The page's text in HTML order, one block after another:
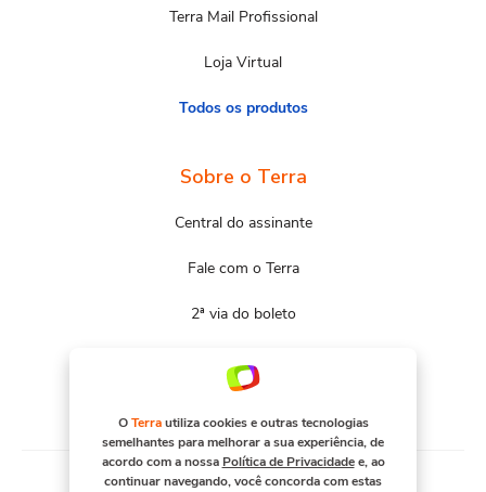
Terra Mail Profissional
Loja Virtual
Todos os produtos
Sobre o Terra
Central do assinante
Fale com o Terra
2ª via do boleto
OTerrautiliza cookies e outras tecnologias
semelhantes para melhorar a sua experiência, de
acordo com a nossa Política de Privacidadee, ao
continuar navegando, você concorda com estas